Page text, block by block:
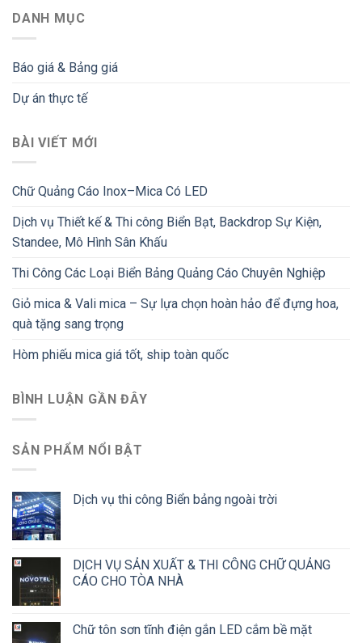
DANH MỤC
Báo giá & Bảng giá
Dự án thực tế
BÀI VIẾT MỚI
Chữ Quảng Cáo Inox–Mica Có LED
Dịch vụ Thiết kế & Thi công Biển Bạt, Backdrop Sự Kiện,
Standee, Mô Hình Sân Khấu
Thi Công Các Loại Biển Bảng Quảng Cáo Chuyên Nghiệp
Giỏ mica & Vali mica – Sự lựa chọn hoàn hảo để đựng hoa,
quà tặng sang trọng
Hòm phiếu mica giá tốt, ship toàn quốc
BÌNH LUẬN GẦN ĐÂY
SẢN PHẨM NỔI BẬT
Dịch vụ thi công Biển bảng ngoài trời
DỊCH VỤ SẢN XUẤT & THI CÔNG CHỮ QUẢNG
CÁO CHO TÒA NHÀ
Chữ tôn sơn tĩnh điện gắn LED cắm bề mặt